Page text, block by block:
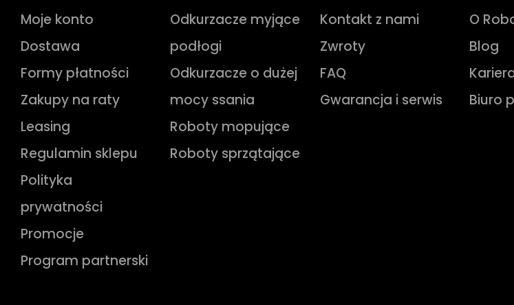
Moje konto
Dostawa
Formy płatności
Zakupy na raty
Leasing
Regulamin sklepu
Polityka
prywatności
Promocje
Program partnerski
Odkurzacze myjące
podłogi
Odkurzacze o dużej
mocy ssania
Roboty mopujące
Roboty sprzątające
Kontakt z nami
Zwroty
FAQ
Gwarancja i serwis
O
Blog
Biuro